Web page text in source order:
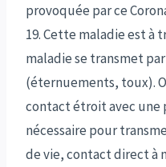
provoquée par ce
19. Cette maladie est à
maladie se transmet
(éternuements, toux).
contact étroit avec une
nécessaire pour
de vie, contact direct à